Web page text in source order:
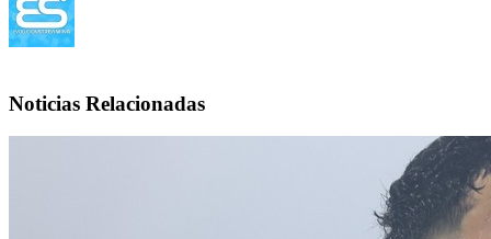
Noticias Relacionadas